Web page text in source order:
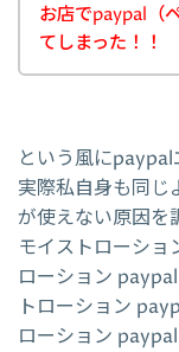
お店でpaypal（
てしまった！！
という風にpaypal
実際私自身も同じ
が使えない原因を
モイストローショ
ローション
トローション
ローション